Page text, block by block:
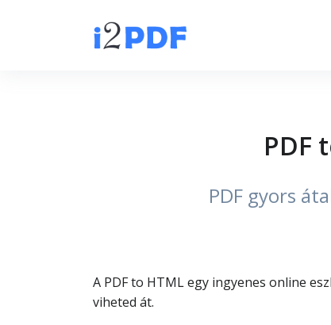
PDF
PDF gyors
A PDF to HTML egy ingyenes online
viheted át.